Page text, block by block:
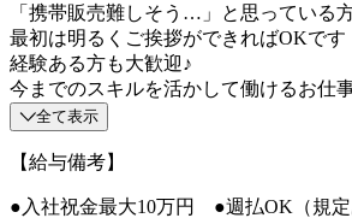
「携帯販売難しそう…」と思っている方
最初は明るくご挨拶ができればOKです
経験ある方も大歓迎♪
今までのスキルを活かして働けるお仕
全て表示
【給与備考】
●入社祝金最大10万円 ●週払OK（規